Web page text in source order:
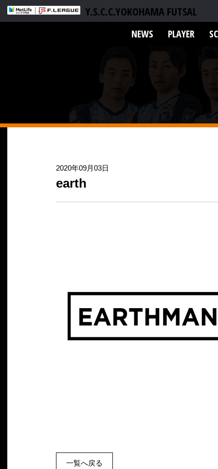
Y.S.C.C.YOKOHAMA FUTSAL
NEWS PLAYER
2020年09月03日
earth
一覧へ戻る